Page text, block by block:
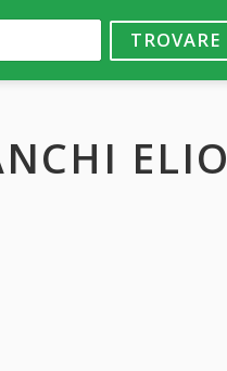
TROVARE
ELIO